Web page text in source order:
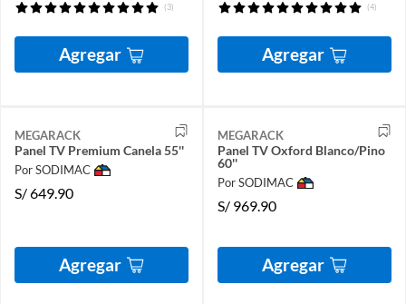
(3)
Agregar
(4)
Agregar
MEGARACK
Panel TV Premium Canela 55''
Por SODIMAC
S/649.90
Agregar
MEGARACK
Panel TV Oxford Blanco/Pino
60''
Por SODIMAC
S/ 969.90
Agregar